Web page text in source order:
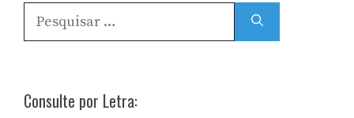
Pesquisar
por:
Consulte por Letra: